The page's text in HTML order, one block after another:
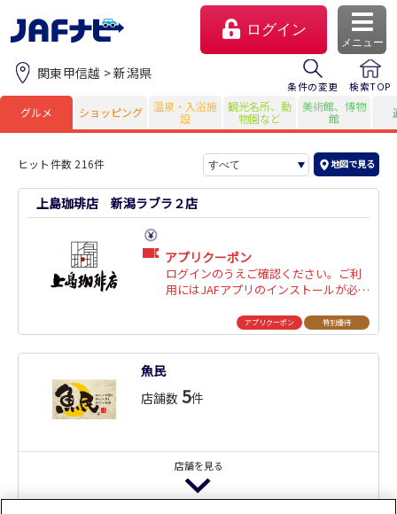
ログイン
メニュー
マイページ
会員優待のご利用方法
よくあるご質問
サイトマップ
関東甲信越 > 新潟県
条件の変更 検索TOP
グルメ ショッピング
温泉・入浴施
設
観光名所、動
物園など
美術館、博物
館
ヒット件数 216件 地図で見る
上島珈琲店 新潟ラブラ２店
アプリクーポン
ログインのうえご確認ください。ご利
用にはJAFアプリのインストールが必要
アプリクーポン 特別優待
魚民
店舗数 5件
店舗を見る